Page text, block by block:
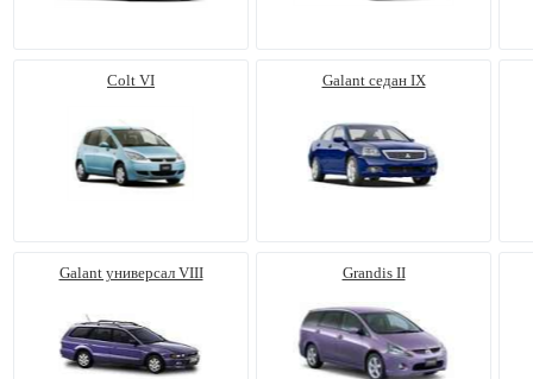
Colt VI Galant седан IX
Galant универсал VIII Grandis II